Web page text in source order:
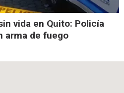
vida en Quito: Policía
arma de fuego